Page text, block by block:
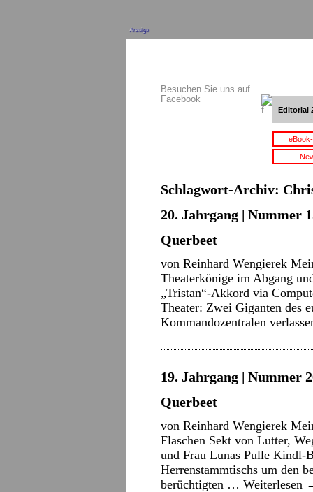
Anzeige
Besuchen Sie uns auf
Facebook
Editorial
Schlagwort-Archiv:
20. Jahrgang | Nummer
Querbeet
von Reinhard Wengierek
Theaterkönige im Abgang
„Tristan“-Akkord via
Theater: Zwei Giganten des
Kommandozentralen
19. Jahrgang | Nummer
Querbeet
von Reinhard Wengierek
Flaschen Sekt von Lutter,
und Frau Lunas Pulle Kindl-
Herrenstammtischs um den
berüchtigten … Weiterlesen